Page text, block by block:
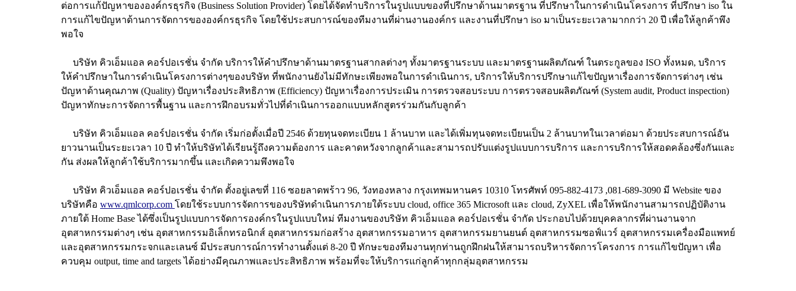
ต่อการแก้ปัญหาขององค์กรธุรกิจ (Business Solution Provider) โดยได้จัดทำบริการในรูปแบบของที่ปรึกษาด้านมาตรฐาน ที่ปรึกษาในการดำเนินโครงการ ที่ปรึกษา iso ใน
การแก้ไขปัญหาด้านการจัดการขององค์กรธุรกิจ โดยใช้ประสบการณ์ของทีมงานที่ผ่านงานองค์กร และงานที่ปรึกษา iso มาเป็นระยะเวลามากกว่า 20 ปี เพื่อให้ลูกค้าพึง
พอใจ
บริษัท คิวเอ็มแอล คอร์ปอเรชั่น จำกัด บริการให้คำปรึกษาด้านมาตรฐานสากลต่างๆ ทั้งมาตรฐานระบบ และมาตรฐานผลิตภัณฑ์ ในตระกูลของ ISO ทั้งหมด, บริการ
ให้คำปรึกษาในการดำเนินโครงการต่างๆของบริษัท ที่พนักงานยังไม่มีทักษะเพียงพอในการดำเนินการ, บริการให้บริการปรึกษาแก้ไขปัญหาเรื่องการจัดการต่างๆ เช่น
ปัญหาด้านคุณภาพ (Quality) ปัญหาเรื่องประสิทธิภาพ (Efficiency) ปัญหาเรื่องการประเมิน การตรวจสอบระบบ การตรวจสอบผลิตภัณฑ์ (System audit, Product inspection)
ปัญหาทักษะการจัดการพื้นฐาน และการฝึกอบรมทั่วไปที่ดำเนินการออกแบบหลักสูตรร่วมกันกับลูกค้า
บริษัท คิวเอ็มแอล คอร์ปอเรชั่น จำกัด เริ่มก่อตั้งเมื่อปี 2546 ด้วยทุนจดทะเบียน 1 ล้านบาท และได้เพิ่มทุนจดทะเบียนเป็น 2 ล้านบาทในเวลาต่อมา ด้วยประสบการณ์อัน
ยาวนานเป็นระยะเวลา 10 ปี ทำให้บริษัทได้เรียนรู้ถึงความต้องการ และคาดหวังจากลูกค้าและสามารถปรับแต่งรูปแบบการบริการ และการบริการให้สอดคล้องซึ่งกันและ
กัน ส่งผลให้ลูกค้าใช้บริการมากขึ้น และเกิดความพึงพอใจ
บริษัท คิวเอ็มแอล คอร์ปอเรชั่น จำกัด ตั้งอยู่เลขที่ 116 ซอยลาดพร้าว 96, วังทองหลาง กรุงเทพมหานคร 10310 โทรศัพท์ 095-882-4173 ,081-689-3090 มี Website ของ
บริษัทคือ www.qmlcorp.com โดยใช้ระบบการจัดการของบริษัทดำเนินการภายใต้ระบบ cloud, office 365 Microsoft และ cloud, ZyXEL เพื่อให้พนักงานสามารถปฏิบัติงาน
ภายใต้ Home Base ได้ซึ่งเป็นรูปแบบการจัดการองค์กรในรูปแบบใหม่ ทีมงานของบริษัท คิวเอ็มแอล คอร์ปอเรชั่น จำกัด ประกอบไปด้วยบุคคลากรที่ผ่านงานจาก
อุตสาหกรรมต่างๆ เช่น อุตสาหกรรมอิเล็กทรอนิกส์ อุตสาหกรรมก่อสร้าง อุตสาหกรรมอาหาร อุตสาหกรรมยานยนต์ อุตสาหกรรมซอฟ์แวร์ อุตสาหกรรมเครื่องมือแพทย์
และอุตสาหกรรมกระจกและเลนซ์ มีประสบการณ์การทำงานตั้งแต่ 8-20 ปี ทักษะของทีมงานทุกท่านถูกฝึกฝนให้สามารถบริหารจัดการโครงการ การแก้ไขปัญหา เพื่อ
ควบคุม output, time and targets ได้อย่างมีคุณภาพและประสิทธิภาพ พร้อมที่จะให้บริการแก่ลูกค้าทุกกลุ่มอุตสาหกรรม